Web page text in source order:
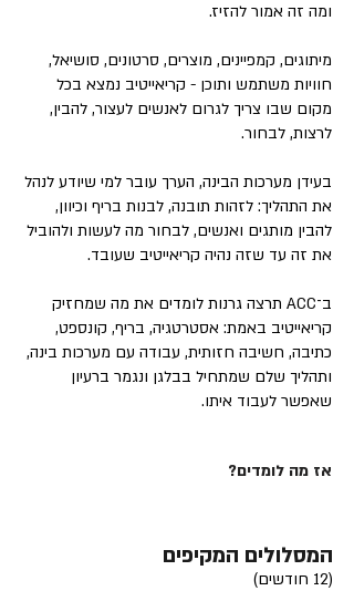
ומה זה אמור להזיז.
מיתוגים, קמפיינים, מוצרים, סרטונים, סושיאל,
חוויות משתמש ותוכן - קריאייטיב נמצא בכל
מקום שבו צריך לגרום לאנשים לעצור, להבין,
לרצות, לבחור.
בעידן מערכות הבינה, הערך עובר למי שיודע לנהל
את התהליך: לזהות תובנה, לבנות בריף וכיוון,
להבין מותגים ואנשים, לבחור מה לעשות ולהוביל
את זה עד שזה נהיה קריאייטיב שעובד.
ב־ACC תרצה גרנות לומדים את מה שמחזיק
קריאייטיב באמת: אסטרטגיה, בריף, קונספט,
כתיבה, חשיבה חזותית, עבודה עם מערכות בינה,
ותהליך שלם שמתחיל בבלגן ונגמר ברעיון
שאפשר לעבוד איתו.
אז מה לומדים?
המסלולים המקיפים
(12 חודשים)